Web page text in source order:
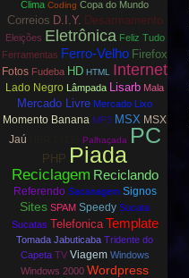
Clima Coding Copa do Mundo
Correios D.I.Y. Desarmamento
Eleições Eletrônica Feliz Tudo
Ferramentas Ferro-Velho Firefox
Fotos Fudeba HD HTML Internet
Lado Negro Lâmpada Lisarb Mala
Mercado Livre Mercado Lixo
Momento Banana MP3 MSX MSX
Jaú
Palhaçada PC
PHP Piada
Reciclagem Reciclando
Referendo Sacanagem Signos
Sites SPAM Speedy Sucata
Sucatas Telefonica Template
Tomada Jabuticaba Tridente do
Capeta TV Viagem Windows
Windows 2000 Wordpress